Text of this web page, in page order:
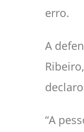
erro.
A
“A